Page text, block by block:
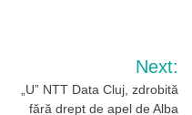
Next:
„U” NTT Data Cluj, zdrobită
fără drept de apel de Alba